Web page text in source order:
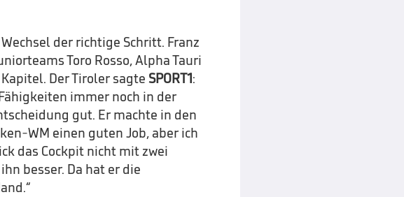
der richtige Schritt. Franz
Toro Rosso, Alpha Tauri
Der Tiroler sagte SPORT1:
immer noch in der
gut. Er machte in den
WM einen guten Job, aber ich
das Cockpit nicht mit zwei
besser. Da hat er die